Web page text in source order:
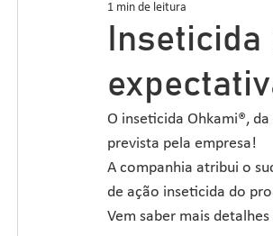
1 min de leitura
O inseticida Ohkami®,
prevista pela empresa!
A companhia atribui o
de ação inseticida do
Vem saber mais